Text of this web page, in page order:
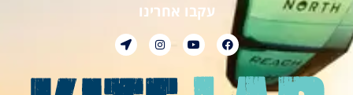
עקבו אחרינו